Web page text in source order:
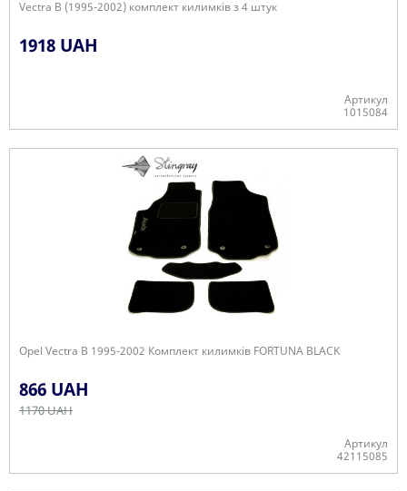
Vectra B (1995-2002) комплект килимків з 4 штук
1918 UAH
Артикул
1015084
Opel Vectra B 1995-2002 Комплект килимків FORTUNA BLACK
866 UAH
1170 UAH
Артикул
42115085